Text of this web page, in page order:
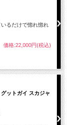
るだけで惚れ惚れ
価格:22,000円(税込)
ットガイ スカジャ